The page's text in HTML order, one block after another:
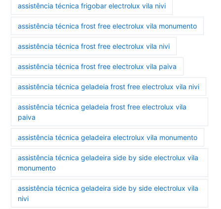
assistência técnica frigobar electrolux vila nivi
assistência técnica frost free electrolux vila monumento
assistência técnica frost free electrolux vila nivi
assistência técnica frost free electrolux vila paiva
assistência técnica geladeia frost free electrolux vila nivi
assistência técnica geladeia frost free electrolux vila
paiva
assistência técnica geladeira electrolux vila monumento
assistência técnica geladeira side by side electrolux vila
monumento
assistência técnica geladeira side by side electrolux vila
nivi